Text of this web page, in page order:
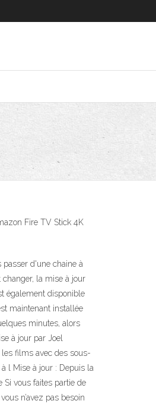
Fire TV Stick 4K
d'une chaine à
la mise à jour
également disponible
maintenant installée
minutes, alors
à jour par Joel
films avec des sous-
l Mise à jour : Depuis la
vous faites partie de
n’avez pas besoin